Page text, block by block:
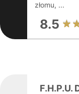
złomu, ...
8.5
F.H.P.U.